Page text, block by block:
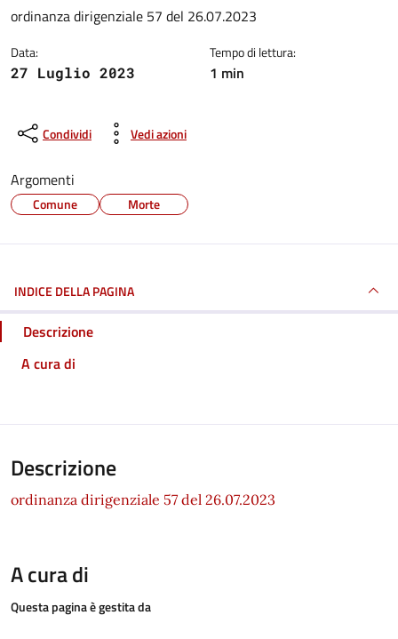
Dettagli della notizia
ordinanza dirigenziale 57 del 26.07.2023
Data:
27 Luglio 2023
Tempo di lettura:
1 min
Condividi Vedi azioni
Argomenti
Comune Morte
INDICE DELLA PAGINA
Descrizione
A cura di
Descrizione
ordinanza dirigenziale 57 del 26.07.2023
A cura di
Questa pagina è gestita da